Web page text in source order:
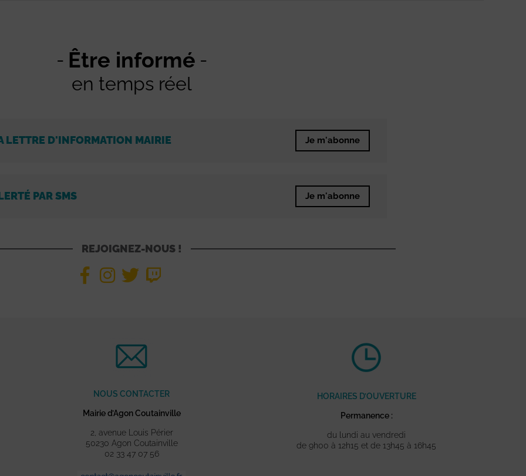
Être informé
en temps réel
LETTRE D'INFORMATION MAIRIE Je m'abonne
PAR SMS Je m'abonne
REJOIGNEZ-NOUS !
NOUS CONTACTER
Mairie d’Agon Coutainville
2, avenue Louis Périer
50230 Agon Coutainville
02 33 47 07 56
HORAIRES D’OUVERTURE
Permanence :
du lundi au vendredi
de 9h00 à 12h15 et de 13h45 à 16h45